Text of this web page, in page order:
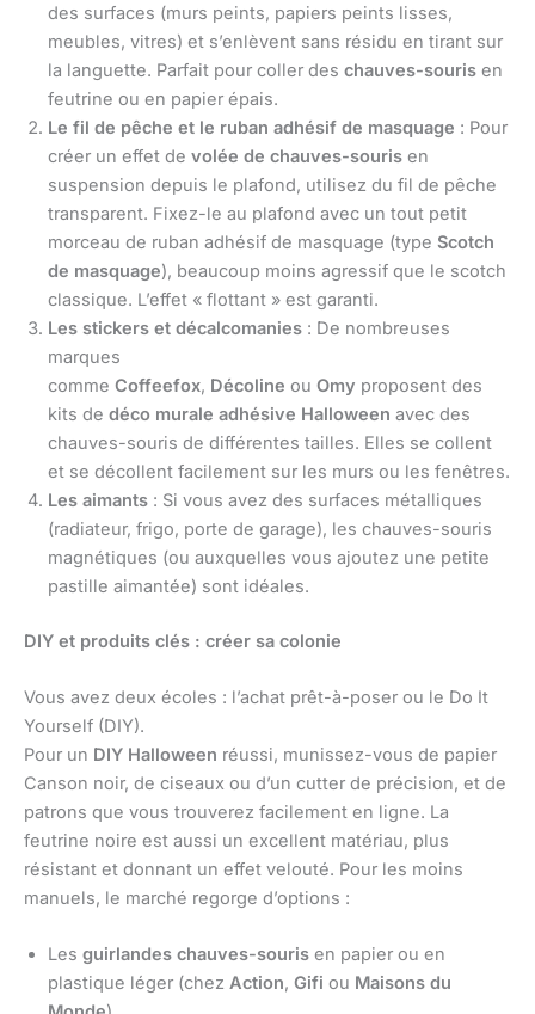
des surfaces (murs peints, papiers peints lisses,
meubles, vitres) et s’enlèvent sans résidu en tirant sur
la languette. Parfait pour coller des chauves-souris en
feutrine ou en papier épais.
Le fil de pêche et le ruban adhésif de masquage : Pour
créer un effet de volée de chauves-souris en
suspension depuis le plafond, utilisez du fil de pêche
transparent. Fixez-le au plafond avec un tout petit
morceau de ruban adhésif de masquage (type Scotch
de masquage), beaucoup moins agressif que le scotch
classique. L’effet « flottant » est garanti.
Les stickers et décalcomanies : De nombreuses
marques
comme Coffeefox, Décoline ou Omy proposent des
kits de déco murale adhésive Halloween avec des
chauves-souris de différentes tailles. Elles se collent
et se décollent facilement sur les murs ou les fenêtres.
Les aimants : Si vous avez des surfaces métalliques
(radiateur, frigo, porte de garage), les chauves-souris
magnétiques (ou auxquelles vous ajoutez une petite
pastille aimantée) sont idéales.
DIY et produits clés : créer sa colonie
Vous avez deux écoles : l’achat prêt-à-poser ou le Do It
Yourself (DIY).
Pour un DIY Halloween réussi, munissez-vous de papier
Canson noir, de ciseaux ou d’un cutter de précision, et de
patrons que vous trouverez facilement en ligne. La
feutrine noire est aussi un excellent matériau, plus
résistant et donnant un effet velouté. Pour les moins
manuels, le marché regorge d’options :
Les guirlandes chauves-souris en papier ou en
plastique léger (chez Action, Gifi ou Maisons du